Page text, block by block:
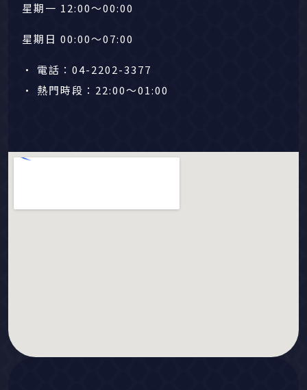
星期一 12:00～00:00
星期日 00:00～07:00
• 電話：04-2202-3377
• 熱門時段：22:00～01:00